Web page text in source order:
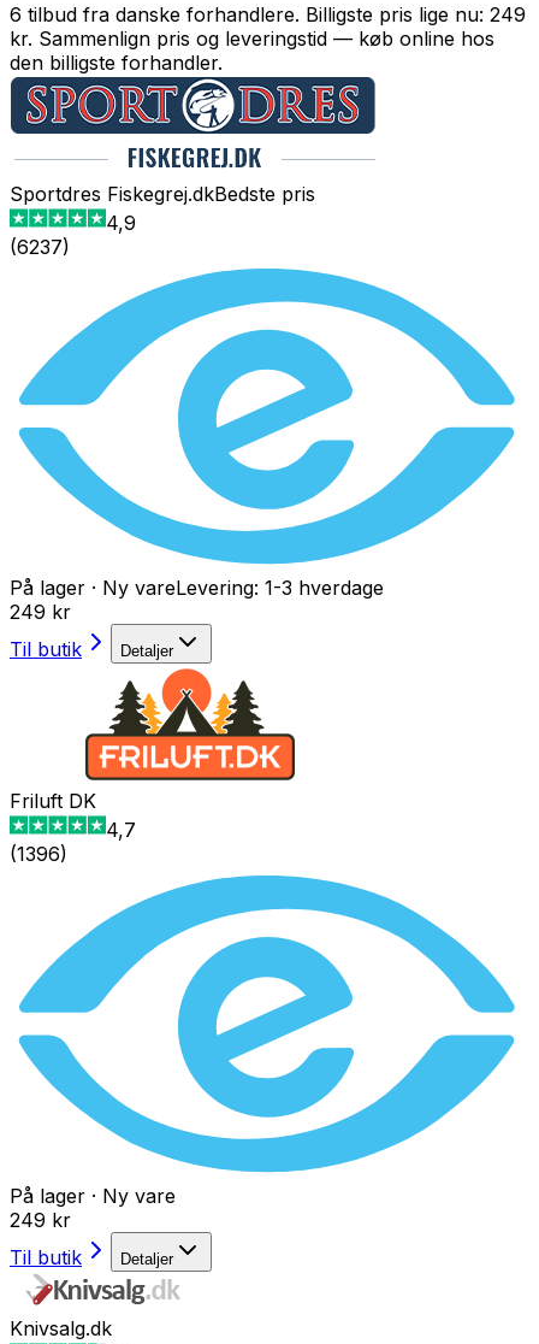
6 tilbud fra danske forhandlere. Billigste pris lige nu: 249
kr. Sammenlign pris og leveringstid — køb online hos
den billigste forhandler.
Sportdres Fiskegrej.dkBedste pris
4,9
(6237)
På lager · Ny vareLevering: 1-3 hverdage
249 kr
Til butik
Detaljer
Friluft DK
4,7
(1396)
På lager · Ny vare
249 kr
Til butik
Detaljer
Knivsalg.dk